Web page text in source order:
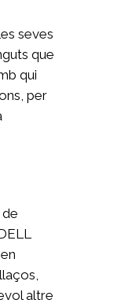
seves
que
qui
per
de
altre